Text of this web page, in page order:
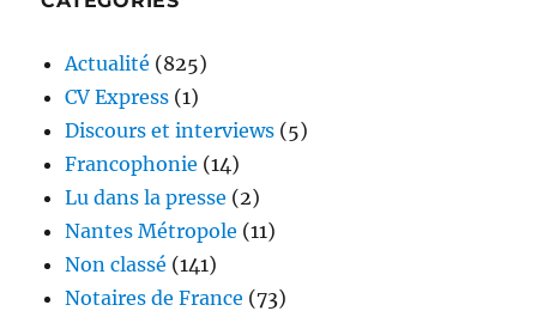
Actualité (825)
CV Express (1)
Discours et interviews (5)
Francophonie (14)
Lu dans la presse (2)
Nantes Métropole (11)
Non classé (141)
Notaires de France (73)